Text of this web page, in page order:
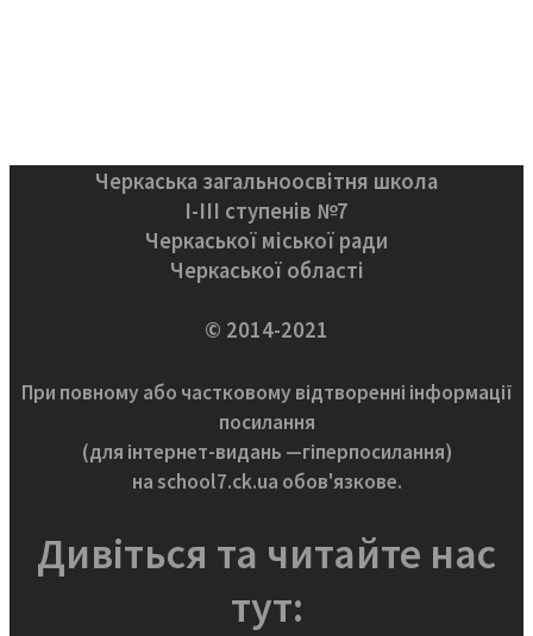
Черкаська загальноосвітня школа
І-ІІІ ступенів №7
Черкаської міської ради
Черкаської області
© 2014-2021
При повному або частковому відтворенні інформації
посилання
(для інтернет-видань —гіперпосилання)
на school7.ck.ua обов'язкове.
Дивіться та читайте нас
тут: